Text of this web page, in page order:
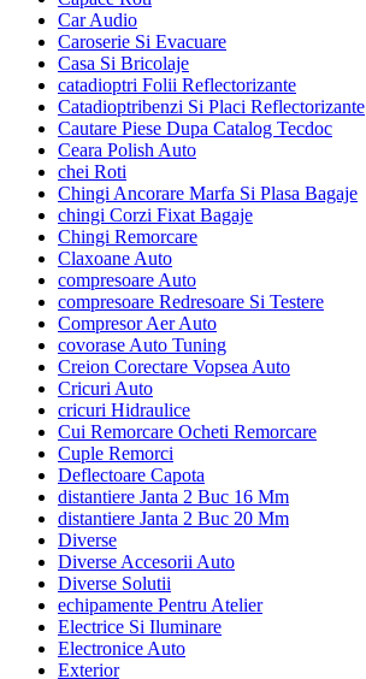
Car Audio
Caroserie Si Evacuare
Casa Si Bricolaje
catadioptri Folii Reflectorizante
Catadioptribenzi Si Placi Reflectorizante
Cautare Piese Dupa Catalog Tecdoc
Ceara Polish Auto
chei Roti
Chingi Ancorare Marfa Si Plasa Bagaje
chingi Corzi Fixat Bagaje
Chingi Remorcare
Claxoane Auto
compresoare Auto
compresoare Redresoare Si Testere
Compresor Aer Auto
covorase Auto Tuning
Creion Corectare Vopsea Auto
Cricuri Auto
cricuri Hidraulice
Cui Remorcare Ocheti Remorcare
Cuple Remorci
Deflectoare Capota
distantiere Janta 2 Buc 16 Mm
distantiere Janta 2 Buc 20 Mm
Diverse
Diverse Accesorii Auto
Diverse Solutii
echipamente Pentru Atelier
Electrice Si Iluminare
Electronice Auto
Exterior